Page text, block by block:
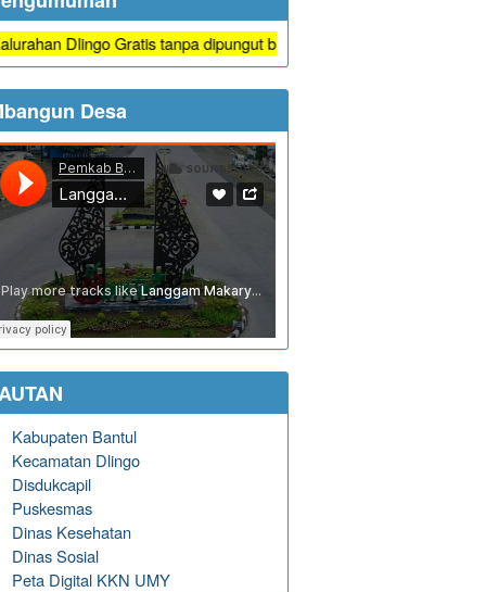
Dlingo Gratis tanpa dipungut biaya
Desa
Kabupaten Bantul
Kecamatan Dlingo
Disdukcapil
Puskesmas
Dinas Kesehatan
Dinas Sosial
Peta Digital KKN UMY